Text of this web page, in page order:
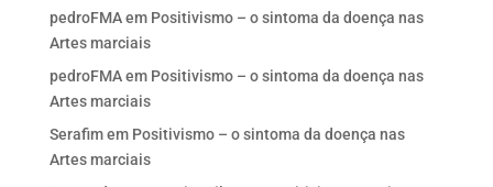
pedroFMAem Positivismo – o sintoma da doença nas
Artes marciais
pedroFMAem Positivismo – o sintoma da doença nas
Artes marciais
Serafimem Positivismo – o sintoma da doença nas
Artes marciais